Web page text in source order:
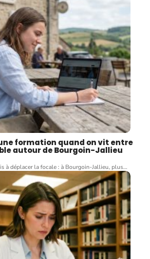
formation quand on vit entre
autour de Bourgoin-Jallieu
à déplacer la focale : à Bourgoin-Jallieu, plus…